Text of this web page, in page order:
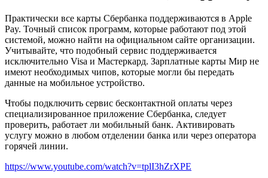
Практически все карты Сбербанка поддерживаются в Apple
Pay. Точный список программ, которые работают под этой
системой, можно найти на официальном сайте организации.
Учитывайте, что подобный сервис поддерживается
исключительно Visa и Мастеркард. Зарплатные карты Мир не
имеют необходимых чипов, которые могли бы передать
данные на мобильное устройство.
Чтобы подключить сервис бесконтактной оплаты через
специализированное приложение Сбербанка, следует
проверить, работает ли мобильный банк. Активировать
услугу можно в любом отделении банка или через оператора
горячей линии.
https://www.youtube.com/watch?v=tplI3hZrXPE